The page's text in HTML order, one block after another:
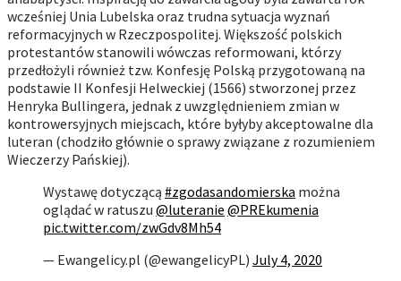
wcześniej Unia Lubelska oraz trudna sytuacja wyznań
reformacyjnych w Rzeczpospolitej. Większość polskich
protestantów stanowili wówczas reformowani, którzy
przedłożyli również tzw. Konfesję Polską przygotowaną na
podstawie II Konfesji Helweckiej (1566) stworzonej przez
Henryka Bullingera, jednak z uwzględnieniem zmian w
kontrowersyjnych miejscach, które byłyby akceptowalne dla
luteran (chodziło głównie o sprawy związane z rozumieniem
Wieczerzy Pańskiej).
Wystawę dotyczącą #zgodasandomierska można
oglądać w ratuszu @luteranie @PREkumenia
pic.twitter.com/zwGdv8Mh54
— Ewangelicy.pl (@ewangelicyPL) July 4, 2020